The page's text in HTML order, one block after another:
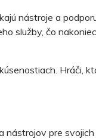
nástroje a
služby, čo
Hráči,
nástrojov pre svojich